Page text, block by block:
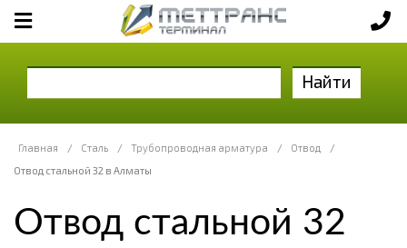
Найти
Главная / Сталь / Трубопроводная арматура / Отвод
/
Отвод стальной 32 в Алматы
Отвод стальной 32